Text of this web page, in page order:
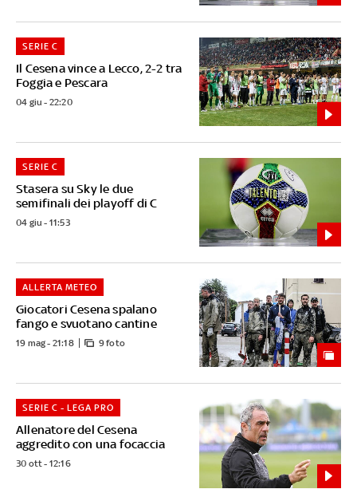
Il Cesena vince a Lecco, 2-2 tra
Foggia e Pescara
SERIE C
04 giu - 22:20
Stasera su Sky le due
semifinali dei playoff di C
SERIE C
04 giu - 11:53
Giocatori Cesena spalano
fango e svuotano cantine
ALLERTA METEO
19 mag - 21:18 9 foto
Allenatore del Cesena
aggredito con una focaccia
SERIE C - LEGA PRO
30 ott - 12:16